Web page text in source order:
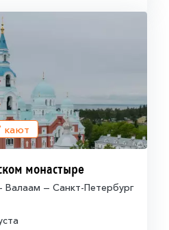
кают
монастыре
Валаам — Санкт-Петербург